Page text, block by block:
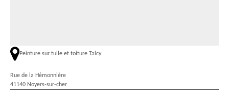
Peinture sur tuile et toiture Talcy
Rue de la Hémonnière
41140 Noyers-sur-cher